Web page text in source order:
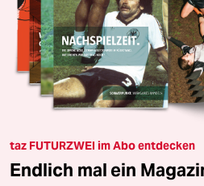
taz FUTURZWEI im Abo entdecken
Endlich mal ein